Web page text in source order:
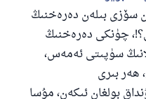
سۆزى بىلەن دەرەخنىڭ
چۈنكى دەرەخنىڭ
سۈپىتى ئەمەس،
ھەر بىرى
بولغان ئىكەن، مۇسا